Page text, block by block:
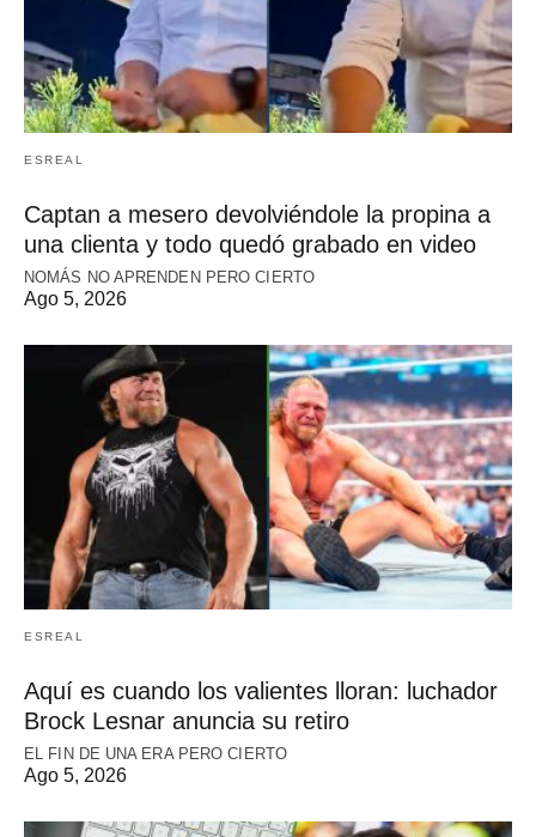
ESREAL
Captan a mesero devolviéndole la propina a
una clienta y todo quedó grabado en video
NOMÁS NO APRENDEN PERO CIERTO
Ago 5, 2026
ESREAL
Aquí es cuando los valientes lloran: luchador
Brock Lesnar anuncia su retiro
EL FIN DE UNA ERA PERO CIERTO
Ago 5, 2026